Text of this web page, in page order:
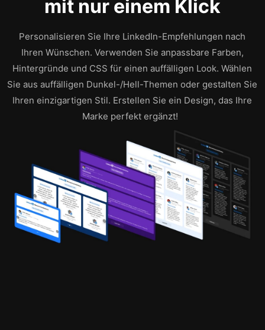
mit nur einem Klick
Personalisieren Sie Ihre LinkedIn-Empfehlungen nach
Ihren Wünschen. Verwenden Sie anpassbare Farben,
Hintergründe und CSS für einen auffälligen Look. Wählen
Sie aus auffälligen Dunkel-/Hell-Themen oder gestalten Sie
Ihren einzigartigen Stil. Erstellen Sie ein Design, das Ihre
Marke perfekt ergänzt!